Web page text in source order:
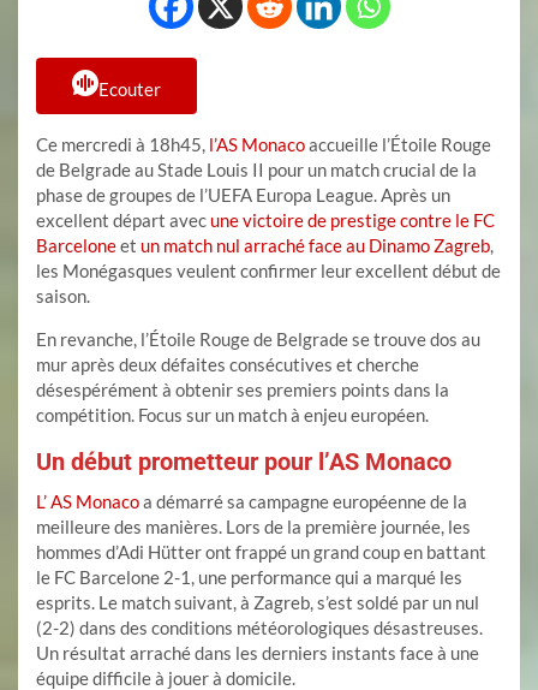
Ecouter
Ce mercredi à 18h45, l’AS Monacoaccueille l’Étoile Rouge
de Belgrade au Stade Louis II pour un match crucial de la
phase de groupes de l’UEFA Europa League. Après un
excellent départ avec une victoire de prestige contre le FC
Barceloneet un match nul arraché face au Dinamo Zagreb,
les Monégasques veulent confirmer leur excellent début de
saison.
En revanche, l’Étoile Rouge de Belgrade se trouve dos au
mur après deux défaites consécutives et cherche
désespérément à obtenir ses premiers points dans la
compétition. Focus sur un match à enjeu européen.
Un début prometteur pour l’AS Monaco
L’ AS Monacoa démarré sa campagne européenne de la
meilleure des manières. Lors de la première journée, les
hommes d’Adi Hütter ont frappé un grand coup en battant
le FC Barcelone 2-1, une performance qui a marqué les
esprits. Le match suivant, à Zagreb, s’est soldé par un nul
(2-2) dans des conditions météorologiques désastreuses.
Un résultat arraché dans les derniers instants face à une
équipe difficile à jouer à domicile.